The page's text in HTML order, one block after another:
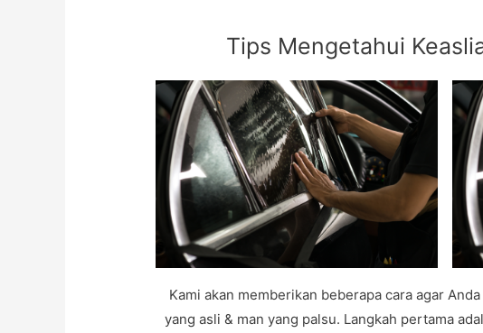
Tips Mengetahui
Kami akan memberikan beberapa cara agar
yang asli & man yang palsu. Langkah pertama